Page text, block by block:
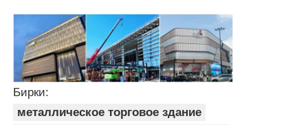
Стальная конструкция птичника
Многоэтажная стальная конструкция
Бирки:
металлическое торговое здание